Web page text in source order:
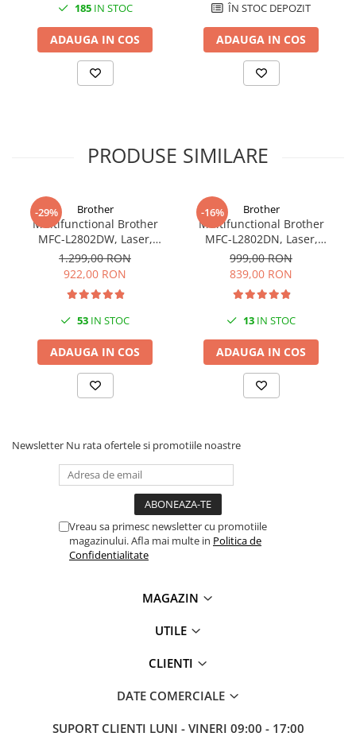
185IN STOC
ADAUGA IN COS
ÎN STOC DEPOZIT
ADAUGA IN COS
PRODUSE SIMILARE
-29% Brother
Multifunctional Brother
MFC-L2802DW, Laser,
Monocrom, Wi-Fi, USB, ADF,
A4, Duplex, 32ppm
1.299,00 RON
922,00 RON
53 IN STOC
ADAUGA IN COS
-16% Brother
Multifunctional Brother
MFC-L2802DN, Laser,
Monocrom, Ethernet, USB,
ADF, 32ppm, A4
999,00 RON
839,00 RON
13 IN STOC
ADAUGA IN COS
Newsletter Nu rata ofertele si promotiile noastre
Vreau sa primesc newsletter cu promotiile
magazinului. Afla mai multe in Politica de
Confidentialitate
MAGAZIN
UTILE
CLIENTI
DATE COMERCIALE
SUPORT CLIENTI LUNI - VINERI 09:00 - 17:00